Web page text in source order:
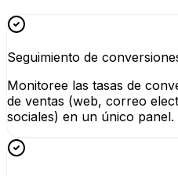
Seguimiento de
Monitoree las tasas de
de ventas (web, correo
sociales) en un único panel.